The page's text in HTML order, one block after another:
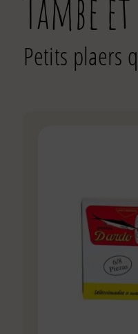
També
Petits plaers